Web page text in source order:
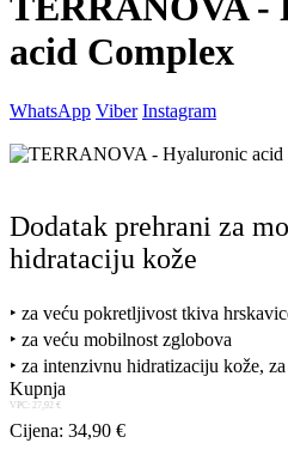
acid Complex
WhatsApp Viber Instagram
Dodatak prehrani za
hidrataciju kože
‣ za veću pokretljivost tkiva
‣ za veću mobilnost zglobova
‣ za intenzivnu hidratizaciju kože,
Kupnja
VPC: 27,92 €
Cijena: 34,90 €